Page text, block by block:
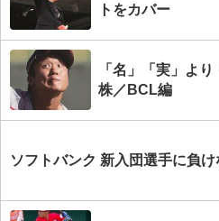
トをカバー
「名」「実」よ
株／BCL編
ソフトバンク 新入団選手に負け